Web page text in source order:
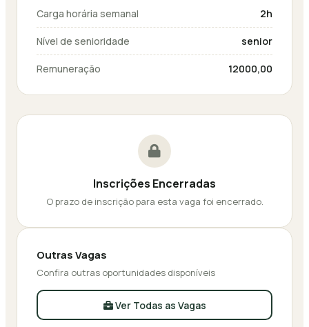
Carga horária semanal 2h
Nível de senioridade senior
Remuneração 12000,00
Inscrições Encerradas
O prazo de inscrição para esta vaga foi encerrado.
Outras Vagas
Confira outras oportunidades disponíveis
Ver Todas as Vagas